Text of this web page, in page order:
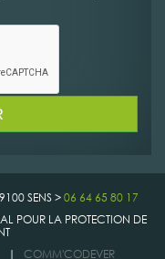
SENS >06 64 65 80 17
POUR LA PROTECTION DE
| COMM'CODEVER